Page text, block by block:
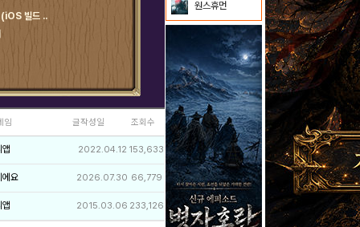
빌드 ..
임 글작성일 조회수
앱 2022.04.12 153,633
에요 2026.07.30 66,779
앱 2015.03.06 233,126
원스휴먼